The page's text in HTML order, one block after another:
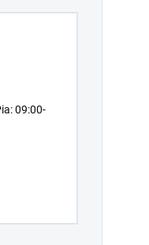
09:00-